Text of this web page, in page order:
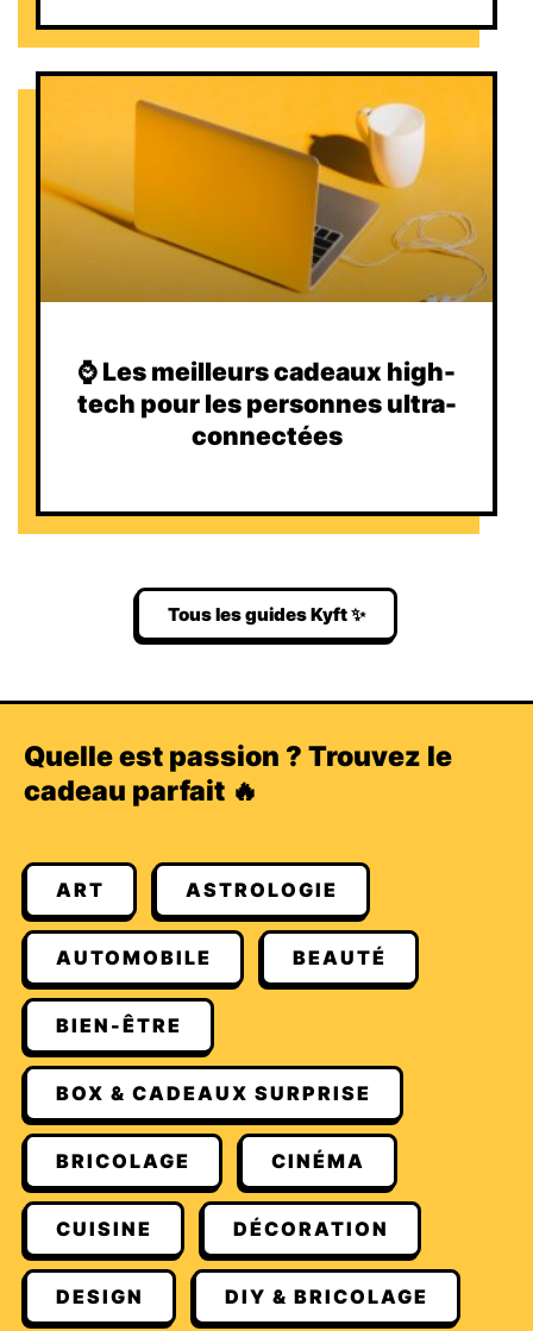
⌚️ Les meilleurs cadeaux high-
tech pour les personnes ultra-
connectées
Tous les guides Kyft ✨
Quelle est passion ? Trouvez le
cadeau parfait 🔥
ART ASTROLOGIE
AUTOMOBILE BEAUTÉ
BIEN-ÊTRE
BOX & CADEAUX SURPRISE
BRICOLAGE CINÉMA
CUISINE DÉCORATION
DESIGN DIY & BRICOLAGE